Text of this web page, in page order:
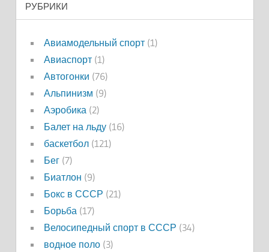
РУБРИКИ
Авиамодельный спорт(1)
Авиаспорт(1)
Автогонки (76)
Альпинизм (9)
Аэробика(2)
Балет на льду(16)
баскетбол(121)
Бег(7)
Биатлон (9)
Бокс в СССР (21)
Борьба(17)
Велосипедный спорт в СССР (34)
водное поло(3)